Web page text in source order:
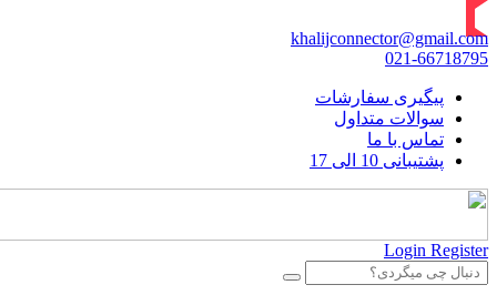
khalijconnector@gmail.com
021-66718795
پیگیری سفارشات
سوالات متداول
تماس با ما
پشتیبانی 10 الی 17
Login Register